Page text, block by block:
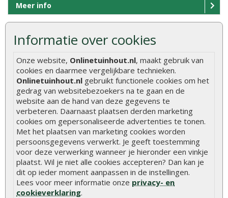
Informatie over cookies
Onze website, Onlinetuinhout.nl, maakt gebruik van
cookies en daarmee vergelijkbare technieken.
Onlinetuinhout.nl gebruikt functionele cookies om het
gedrag van websitebezoekers na te gaan en de
website aan de hand van deze gegevens te
verbeteren. Daarnaast plaatsen derden marketing
cookies om gepersonaliseerde advertenties te tonen.
Met het plaatsen van marketing cookies worden
persoonsgegevens verwerkt. Je geeft toestemming
voor deze verwerking wanneer je hieronder een vinkje
plaatst. Wil je niet alle cookies accepteren? Dan kan je
dit op ieder moment aanpassen in de instellingen.
Lees voor meer informatie onze privacy- en
cookieverklaring.
Meer info
Meerdere lengtes Douglas zweeds rabat 1 zijde
19,5 cm grijs gespoten
Douglas zweeds rabat 1 zijde geschaafd 1
zijde fijnbeza..
€ 22,45
Lengtes (cm): 300 400 500
Meer info
Meerdere lengtes Zweeds rabat douglas excellent zwart
gespoten 1,1-2,7 x 19,5 cm